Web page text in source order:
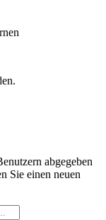
abgegeben
Sie einen neuen